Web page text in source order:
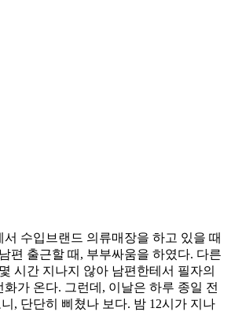
수입브랜드 의류매장을 하고 있을 때
편 출근할 때, 부부싸움을 하였다. 다른
시간 지나지 않아 남편한테서 필자의
가 온다. 그런데, 이날은 하루 종일 전
, 단단히 삐쳤나 보다. 밤 12시가 지나